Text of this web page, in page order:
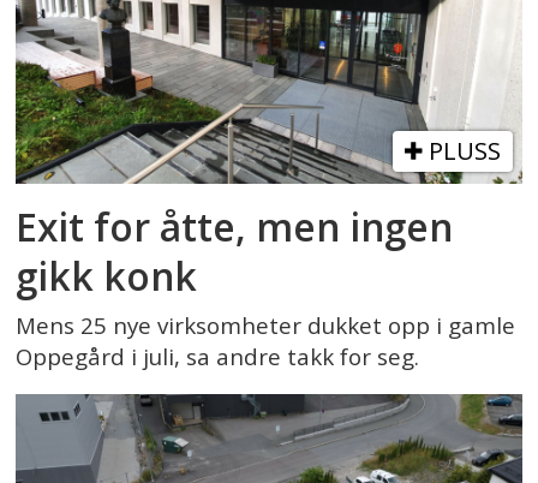
PLUSS
Exit for åtte, men ingen
gikk konk
Mens 25 nye virksomheter dukket opp i gamle
Oppegård i juli, sa andre takk for seg.